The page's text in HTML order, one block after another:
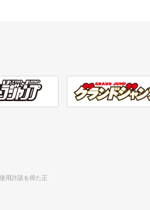
ンプ グランドジャンプ
用許諾を得た正